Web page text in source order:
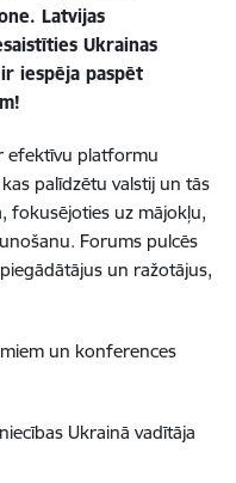
Latvijas
Ukrainas
iespēja paspēt
efektīvu platformu
palīdzētu valstij un tās
fokusējoties uz mājokļu,
Forums pulcēs
un ražotājus,
un konferences
Ukrainā vadītāja